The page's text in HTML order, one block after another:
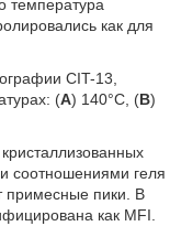
температура
как для
CIT-13,
(A) 140°C, (B)
соотношениями геля
примесные пики. В
как MFI.